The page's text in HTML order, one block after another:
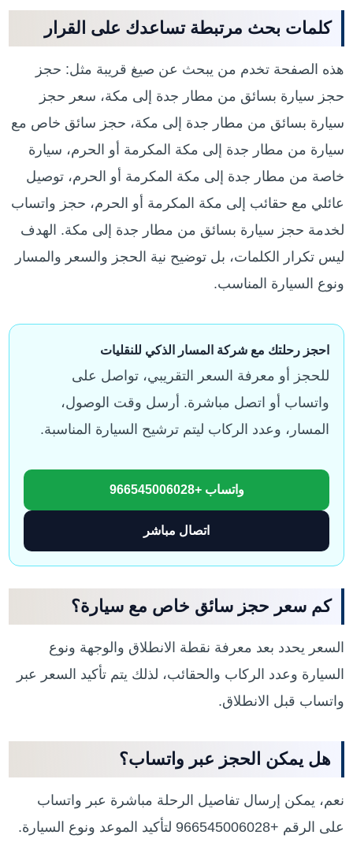
كلمات بحث مرتبطة تساعدك على القرار
هذه الصفحة تخدم من يبحث عن صيغ قريبة مثل: حجز
حجز سيارة بسائق من مطار جدة إلى مكة، سعر حجز
سيارة بسائق من مطار جدة إلى مكة، حجز سائق خاص مع
سيارة من مطار جدة إلى مكة المكرمة أو الحرم، سيارة
خاصة من مطار جدة إلى مكة المكرمة أو الحرم، توصيل
عائلي مع حقائب إلى مكة المكرمة أو الحرم، حجز واتساب
لخدمة حجز سيارة بسائق من مطار جدة إلى مكة. الهدف
ليس تكرار الكلمات، بل توضيح نية الحجز والسعر والمسار
ونوع السيارة المناسب.
احجز رحلتك مع شركة المسار الذكي للنقليات
للحجز أو معرفة السعر التقريبي، تواصل على
واتساب أو اتصل مباشرة. أرسل وقت الوصول،
المسار، وعدد الركاب ليتم ترشيح السيارة المناسبة.
واتساب +966545006028
اتصال مباشر
كم سعر حجز سائق خاص مع سيارة؟
السعر يحدد بعد معرفة نقطة الانطلاق والوجهة ونوع
السيارة وعدد الركاب والحقائب، لذلك يتم تأكيد السعر عبر
واتساب قبل الانطلاق.
هل يمكن الحجز عبر واتساب؟
نعم، يمكن إرسال تفاصيل الرحلة مباشرة عبر واتساب
على الرقم +966545006028 لتأكيد الموعد ونوع السيارة.